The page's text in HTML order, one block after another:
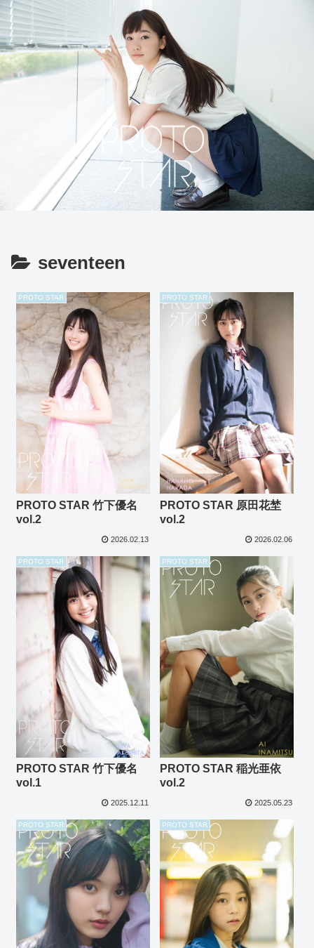
seventeen
PROTO STAR
PROTO STAR 竹下優名
vol.2
2026.02.13
PROTO STAR
PROTO STAR 原田花埜
vol.2
2026.02.06
PROTO STAR
PROTO STAR 竹下優名
vol.1
2025.12.11
PROTO STAR
PROTO STAR 稲光亜依
vol.2
2025.05.23
PROTO STAR PROTO STAR